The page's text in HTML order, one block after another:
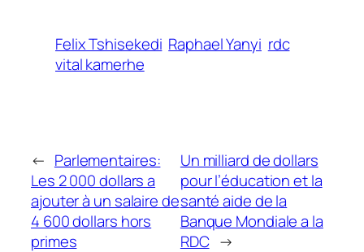
Felix Tshisekedi Raphael Yanyi rdc
vital kamerhe
← Parlementaires:
Les 2 000 dollars a
ajouter à un salaire de
4 600 dollars hors
primes
Un milliard de dollars
pour l’éducation et la
santé aide de la
Banque Mondiale a la
RDC →